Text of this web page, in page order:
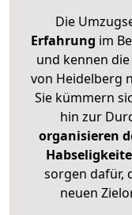
Die
Erfahrung im
und kennen
von Heidelberg
Sie kümmern
hin zur
organisieren
sorgen dafür,
neuen